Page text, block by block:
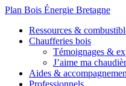
Plan Bois Énergie Bretagne
Ressources &
Chaufferies bois
Témoignages &
J’aime ma
Aides &
Professionnels